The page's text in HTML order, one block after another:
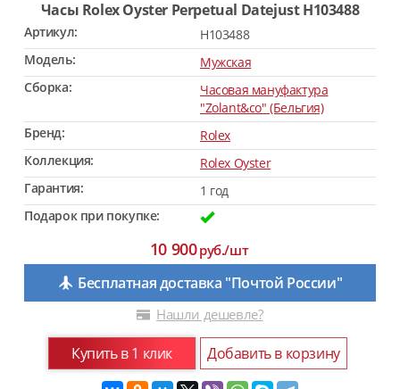
Часы Rolex Oyster Perpetual Datejust H103488
Артикул:
H103488
Модель:
Мужская
Сборка:
Часовая мануфактура
"Zolant&co" (Бельгия)
Бренд:
Rolex
Коллекция:
Rolex Oyster
Гарантия:
1 год
Подарок при покупке:
10 900руб./шт
Бесплатная доставка "Почтой России"
Нашли дешевле?
Купить в 1 клик Добавить в корзину